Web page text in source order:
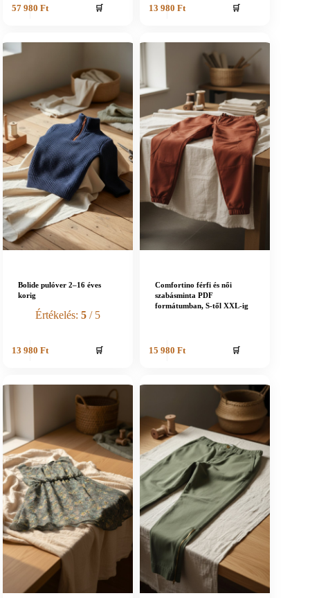
57 980 Ft 🛒 13 980 Ft 🛒
Bolide pulóver 2–16 éves
korig
Értékelés:5 / 5
13 980 Ft 🛒
Comfortino férfi és női
szabásminta PDF
formátumban, S-től XXL-ig
15 980 Ft 🛒